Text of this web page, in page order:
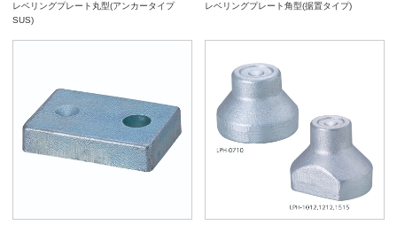
レベリングプレート丸型(アンカータイプ
SUS)
レベリングプレート角型(据置タイプ)